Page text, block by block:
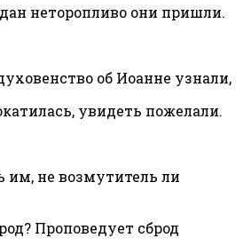
неторопливо они пришли.
об Иоанне узнали,
увидеть пожелали.
им, не возмутитель ли
Проповедует сброд